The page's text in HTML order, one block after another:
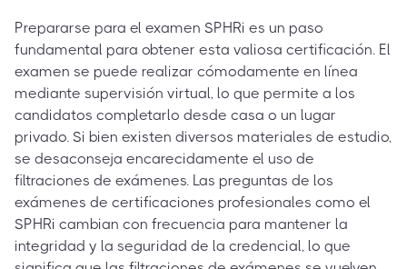
Prepararse para el examen SPHRi es un paso
fundamental para obtener esta valiosa certificación. El
examen se puede realizar cómodamente en línea
mediante supervisión virtual, lo que permite a los
candidatos completarlo desde casa o un lugar
privado. Si bien existen diversos materiales de estudio,
se desaconseja encarecidamente el uso de
filtraciones de exámenes. Las preguntas de los
exámenes de certificaciones profesionales como el
SPHRi cambian con frecuencia para mantener la
integridad y la seguridad de la credencial, lo que